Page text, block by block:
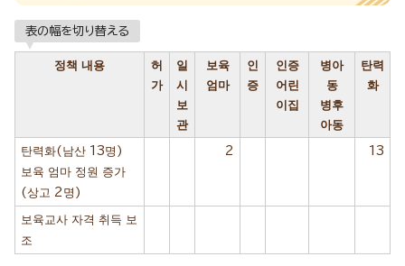
表の幅を切り替える
정책 내용
허
가
일
시
보
관
보육
엄마
인
증
인증
어린
이집
병아
동
병후
아동
탄력
화
탄력화(남산 13명)
보육 엄마 정원 증가
(상고 2명)
2 13
보육교사 자격 취득 보
조